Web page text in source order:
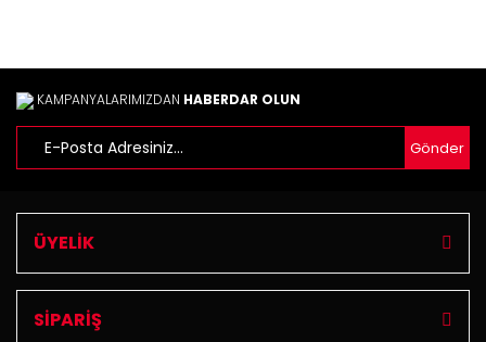
KAMPANYALARIMIZDAN HABERDAR OLUN
Gönder
ÜYELİK
SİPARİŞ